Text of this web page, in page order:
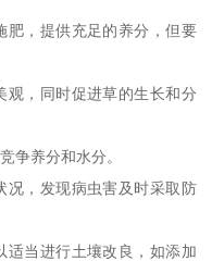
肥，提供充足的养分，但要
观，同时促进草的生长和分
争养分和水分。
况，发现病虫害及时采取防
适当进行土壤改良，如添加